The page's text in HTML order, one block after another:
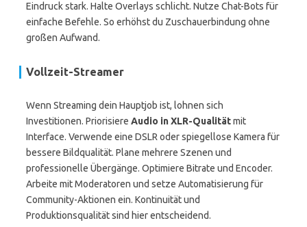
Eindruck stark. Halte Overlays schlicht. Nutze Chat-Bots für
einfache Befehle. So erhöhst du Zuschauerbindung ohne
großen Aufwand.
Vollzeit-Streamer
Wenn Streaming dein Hauptjob ist, lohnen sich
Investitionen. Priorisiere Audio in XLR-Qualitätmit
Interface. Verwende eine DSLR oder spiegellose Kamera für
bessere Bildqualität. Plane mehrere Szenen und
professionelle Übergänge. Optimiere Bitrate und Encoder.
Arbeite mit Moderatoren und setze Automatisierung für
Community-Aktionen ein. Kontinuität und
Produktionsqualität sind hier entscheidend.